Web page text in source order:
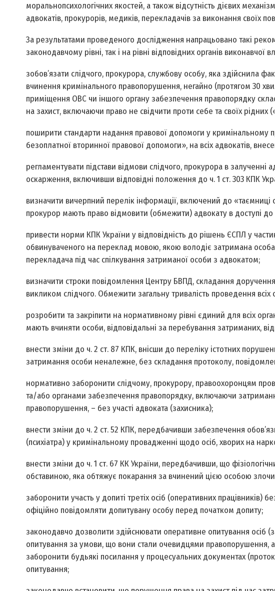
морально­психологічних якостей, а також відсутність дієвих
адвокатів, прокурорів, медиків, перекладачів за виконання своїх
За результатами проведеного дослідження напрацьовано такі
законодавчому рівні, так і на рівні відповідних органів
зобов’язати слідчого, прокурора, службову особу, яка здійснила
вчинення кримінального правопорушення, негайно (протягом 30
приміщення ОВС чи іншого органу забезпечення правопорядку
на захист, включаючи право не свідчити проти себе та своїх рідних
поширити стандарти надання правової допомоги у кримінальному
безоплатної вторинної правової допомоги», на всіх адвокатів,
регламентувати підстави відмови слідчого, прокурора в залученні
оскарження, включивши відповідні положення до ч. 1 ст. 303 КПК
визначити вичерпний перелік інформації, включений до «таємниці
прокурор мають право відмовити (обмежи­ти) адвокату в доступі до
привести норми КПК України у відповідність до рішень ЄСПЛ у
обвинуваченого на переклад мовою, якою володіє затримана
перекладача під час спілкування затриманої особи з адвокатом;
визначити строки повідомлення Центру БВПД, складання
викликом слідчого. Обмежити загальну тривалість проведення
розробити та закріпити на нормативному рівні єдиний для всіх
мають вчиняти особи, відповідальні за перебування затриманих,
внести зміни до ч. 2 ст. 87 КПК, внісши до переліку істотних
затримання особи неналежне, без складання протоколу,
нормативно заборонити слідчому, прокурору, правоохоронцям
та/або органами забезпечення правопорядку, включаючи
правопорушення, – без участі адвоката (захисника);
внести зміни до ч. 2 ст. 52 КПК, передбачивши забезпечення
(психіатра) у кримінальному провадженні щодо осіб, хворих на
внести зміни до ч. 1 ст. 67 КК України, передбачивши, що
обставиною, яка обтяжує покарання за вчинений цією особою
заборонити участь у допиті третіх осіб (оперативних працівників)
офіційно повідомляти допитувану особу перед початком допиту;
законодавчо дозволити здійснювати оперативне опитування осіб
опитування за умови, що вони стали очевидцями правопорушення, а
заборонити будь­які посилання у процесуальних документах
опитування;